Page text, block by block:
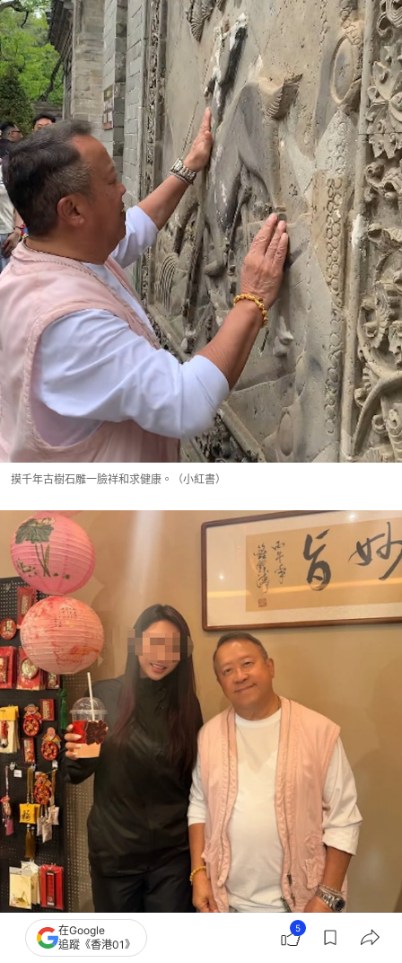
摸千年古樹石雕一臉祥和求健康。（小紅書）
曾志偉親切同粉絲合照。（小紅書）
在Google
追蹤《香港01》
5